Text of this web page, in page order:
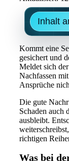
Inhalt
Kommt eine
gesichert und
Meldet sich
Nachfassen
Ansprüche
Die gute
Schaden auch
ausbleibt.
richtigen
Was bei